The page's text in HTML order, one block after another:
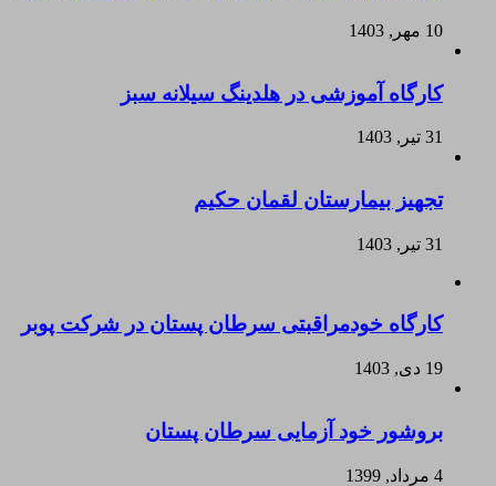
10 مهر, 1403
کارگاه آموزشی در هلدینگ سیلانه سبز
31 تیر, 1403
تجهیز بیمارستان لقمان حکیم
31 تیر, 1403
کارگاه خودمراقبتی سرطان پستان در شرکت پوبر
19 دی, 1403
بروشور خود آزمایی سرطان پستان
4 مرداد, 1399